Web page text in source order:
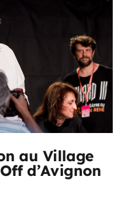
au Village
d’Avignon